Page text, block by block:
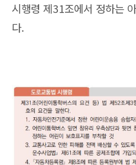
시행령 제31조에서 정하는
다.